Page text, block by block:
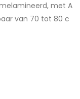
met A
van 70 tot 80 c